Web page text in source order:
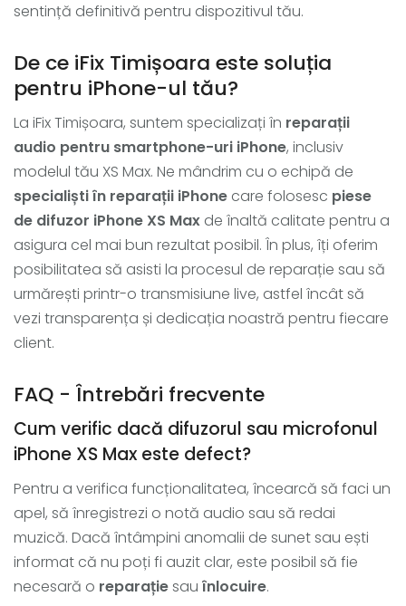
sentință definitivă pentru dispozitivul tău.
De ce iFix Timișoara este soluția
pentru iPhone-ul tău?
La iFix Timișoara, suntem specializați în reparații
audio pentru smartphone-uri iPhone, inclusiv
modelul tău XS Max. Ne mândrim cu o echipă de
specialiști în reparații iPhone care folosesc piese
de difuzor iPhone XS Max de înaltă calitate pentru a
asigura cel mai bun rezultat posibil. În plus, îți oferim
posibilitatea să asisti la procesul de reparație sau să
urmărești printr-o transmisiune live, astfel încât să
vezi transparența și dedicația noastră pentru fiecare
client.
FAQ - Întrebări frecvente
Cum verific dacă difuzorul sau microfonul
iPhone XS Max este defect?
Pentru a verifica funcționalitatea, încearcă să faci un
apel, să înregistrezi o notă audio sau să redai
muzică. Dacă întâmpini anomalii de sunet sau ești
informat că nu poți fi auzit clar, este posibil să fie
necesară o reparațiesau înlocuire.